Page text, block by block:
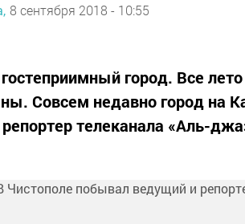
8 сентября 2018 - 10:55
город. Все
Совсем недавно город на
телеканала «Аль-